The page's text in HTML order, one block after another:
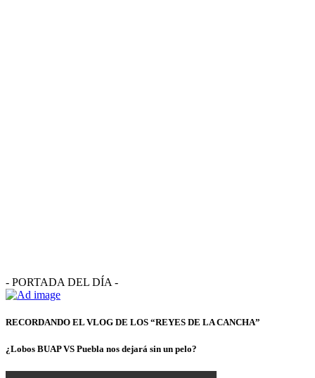
- PORTADA DEL DÍA -
RECORDANDO EL VLOG DE LOS “REYES DE LA CANCHA”
¿Lobos BUAP VS Puebla nos dejará sin un pelo?